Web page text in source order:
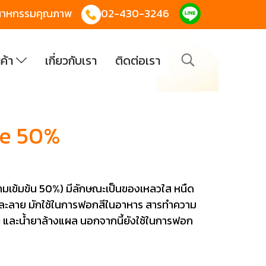
าหกรรมคุณภาพ 02-430-3246
า เกี่ยวกับเรา ติดต่อเรา
50%
เข้มข้น 50%) มีลักษณะเป็นของเหลวใส หนืด
ลาย มักใช้ในการฟอกสีในอาหาร สารทำความ
ละน้ำยาล้างแผล นอกจากนี้ยังใช้ในการฟอก